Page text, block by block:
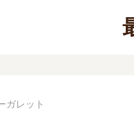
ガレット